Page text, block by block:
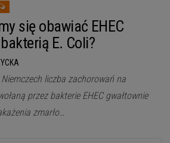
się obawiać EHEC
E. Coli?
liczba zachorowań na
przez bakterie EHEC gwałtownie
zmarło…